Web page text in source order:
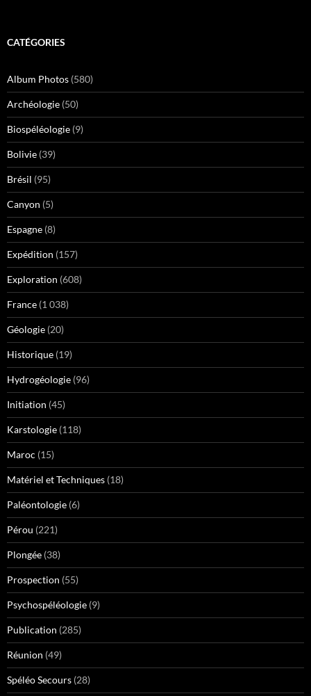
CATÉGORIES
Album Photos (580)
Archéologie (50)
Biospéléologie (9)
Bolivie (39)
Brésil (95)
Canyon (5)
Espagne (8)
Expédition (157)
Exploration (608)
France (1 038)
Géologie (20)
Historique (19)
Hydrogéologie (96)
Initiation (45)
Karstologie (118)
Maroc (15)
Matériel et Techniques (18)
Paléontologie (6)
Pérou (221)
Plongée (38)
Prospection (55)
Psychospéléologie (9)
Publication (285)
Réunion (49)
Spéléo Secours (28)